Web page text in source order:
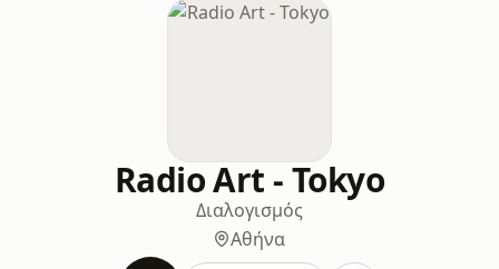
Radio Art - Tokyo
Διαλογισμός
Αθήνα